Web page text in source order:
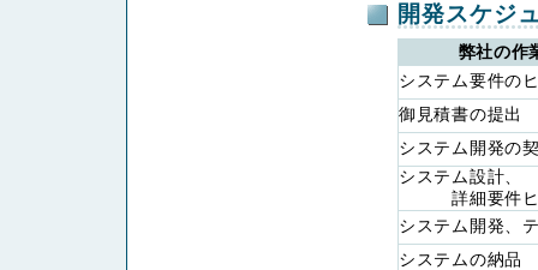
開発スケジ
弊社の作
システム要件の
御見積書の提出
システム開発の
システム設計、
詳細要件ヒ
システム開発、
システムの納品